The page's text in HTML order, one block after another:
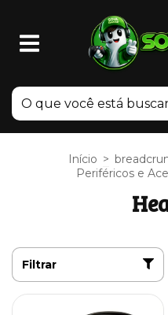
Início >
Periféricos e
Filtrar